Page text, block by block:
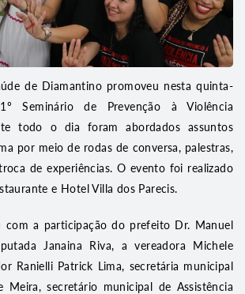
de Diamantino promoveu nesta quinta-
Seminário de Prevenção à Violência
todo o dia foram abordados assuntos
por meio de rodas de conversa, palestras,
de experiências. O evento foi realizado
e Hotel Villa dos Parecis.
com a participação do prefeito Dr. Manuel
Janaina Riva, a vereadora Michele
Ranielli Patrick Lima, secretária municipal
Meira, secretário municipal de Assistência